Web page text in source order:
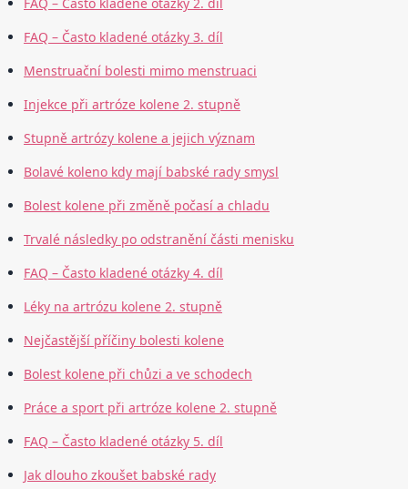
FAQ – Často kladené otázky 2. díl
FAQ – Často kladené otázky 3. díl
Menstruační bolesti mimo menstruaci
Injekce při artróze kolene 2. stupně
Stupně artrózy kolene a jejich význam
Bolavé koleno kdy mají babské rady smysl
Bolest kolene při změně počasí a chladu
Trvalé následky po odstranění části menisku
FAQ – Často kladené otázky 4. díl
Léky na artrózu kolene 2. stupně
Nejčastější příčiny bolesti kolene
Bolest kolene při chůzi a ve schodech
Práce a sport při artróze kolene 2. stupně
FAQ – Často kladené otázky 5. díl
Jak dlouho zkoušet babské rady